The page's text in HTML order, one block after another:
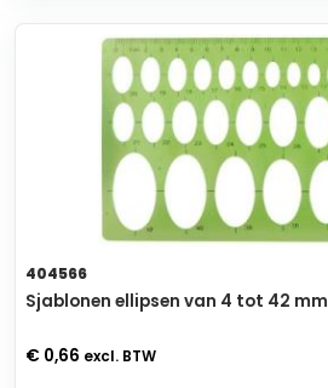
404566
Sjablonen ellipsen van 4 tot 42 mm
€ 0,66 excl. BTW